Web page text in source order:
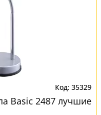
35329
Basic 2487 лучшие